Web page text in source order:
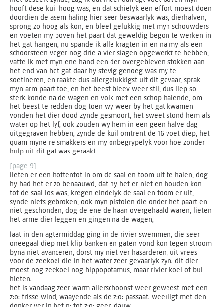
hooft dese kuil hoog was, en dat schielyk een effort moest doen
doordien de asem haling hier seer beswaarlyk was, dierhalven,
sprong zo hoog als kon, en bleef gelukkig met myn schouwders
en voeten my boven het paart dat geweldig begon te werken in
het gat hangen, nu spande ik alle kragten in en na my als een
schoorsteen veger nog drie a vier slagen opgewerkt te hebben,
vatte ik met myn ene hand een der overgebleven stokken aan
het end van het gat daar hy stevig genoeg was my te
soetineren, en raakte dus allergelukkigst uit dit gevaar, sprak
myn arm paart toe, en het beest bleev weer stil, dus liep so
sterk konde na de wagen en volk met een schop halende, om
het beest te redden dog toen wy weer by het gat kwamen
vonden het dier dood zynde gesmoort, het sweet stond hem als
water op het lyf, ook zouden wy hem in een geen halve dag
uitgegraven hebben, zynde de kuil omtrent de 16 voet diep, het
quam myne reismakkers en my onbegrypelyk voor hoe zonder
hulp uit dit gat was geraakt
[page 9]
lieten er een hottentot in om de saal en toom uit te halen, dog
hy had het er zo benaauwd, dat hy het er niet en houden kon
tot de saal los was, kregen eindelyk de saal en toom er uit,
synde niets gebroken, ook myn pistolen die onder het paart en
niet geschonden, dog de ene de haan overgehaald waren, lieten
het arme dier leggen en gingen na de wagen,
laat in den agtermiddag ging in de rivier swemmen, die seer
oneegaal diep met klip banken en gaten vond kon tegen stroom
byna niet avanceren, dorst my niet ver hasarderen, uit vrees
voor de zeekoei die in het water zeer gevaarlyk zyn. dit dier
moest nog zeekoei nog hippopotamus, maar rivier koei of bul
hieten.
het is vandaag zeer warm allerschoonst weer geweest met een
z:o: frisse wind, waayende als de z:o: passaat. weerligt met den